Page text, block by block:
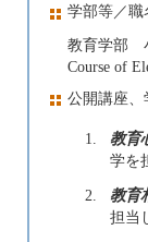
学部等／職
教育学部
Course of
公開講座、
1. 教育
学を
2.
教育
担当